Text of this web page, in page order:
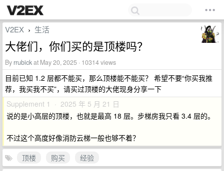
V2EX › 生活
大佬们，你们买的是顶楼吗？
By rrubickat May 20, 2025 · 10314 views
目前已知 1.2 层都不能买，那么顶楼能不能买？ 希望不要“你买我推
荐，我买我不买”，请买过顶楼的大佬现身分享一下
Supplement 1 · 2025 年 5 月 21 日
说的是小高层的顶楼，也就是最高 18 层。步梯房我只看 3.4 层的。
不过这个高度好像消防云梯一般也够不着？
顶楼
购买
经验